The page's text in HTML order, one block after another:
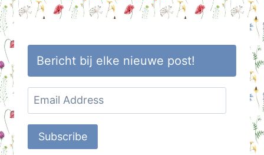
Bericht bij elke nieuwe post!
Email
Address
Subscribe